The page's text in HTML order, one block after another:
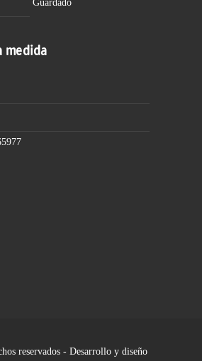
Guardado
medida
reservados - Desarrollo y diseño